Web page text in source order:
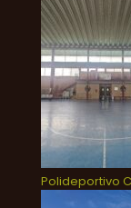
Polideportivo